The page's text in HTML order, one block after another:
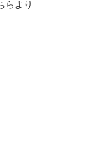
らより